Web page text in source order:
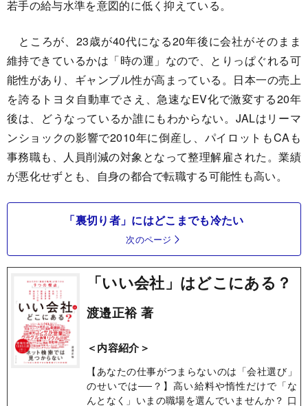
若手の給与水準を意図的に低く抑えている。
ところが、23歳が40代になる20年後に会社がそのまま
維持できているかは「時の運」なので、とりっぱぐれる可
能性があり、ギャンブル性が高まっている。日本一の売上
を誇るトヨタ自動車でさえ、急速なEV化で激変する20年
後は、どうなっているか誰にもわからない。JALはリーマ
ンショックの影響で2010年に倒産し、パイロットもCAも
事務職も、人員削減の対象となって整理解雇された。業績
が悪化せずとも、自身の都合で転職する可能性も高い。
「裏切り者」にはどこまでも冷たい
次のページ
「いい会社」はどこにある？
渡邉正裕 著
＜内容紹介＞
【あなたの仕事がつまらないのは「会社選び」
のせいでは──？】高い給料や惰性だけで「な
んとなく」いまの職場を選んでいませんか？ 口